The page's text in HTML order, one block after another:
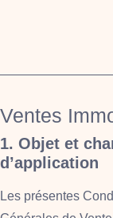
Ventes
1. Objet et
d’application
Les présentes